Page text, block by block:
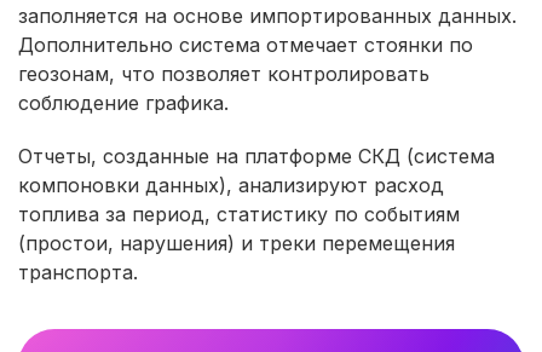
заполняется на основе импортированных данных.
Дополнительно система отмечает стоянки по
геозонам, что позволяет контролировать
соблюдение графика.
Отчеты, созданные на платформе СКД (система
компоновки данных), анализируют расход
топлива за период, статистику по событиям
(простои, нарушения) и треки перемещения
транспорта.